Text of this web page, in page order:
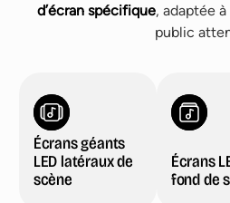
d’écran spécifique, adaptée
public
Écrans géants
LED latéraux de
scène
Écrans
fond de